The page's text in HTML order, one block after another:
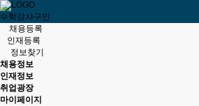
수학강사구인
채용등록
인재등록
정보찾기
채용정보
인재정보
취업광장
마이페이지